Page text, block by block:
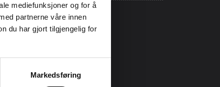
mediefunksjoner og for å
partnerne våre innen
du har gjort tilgjengelig for
Markedsføring